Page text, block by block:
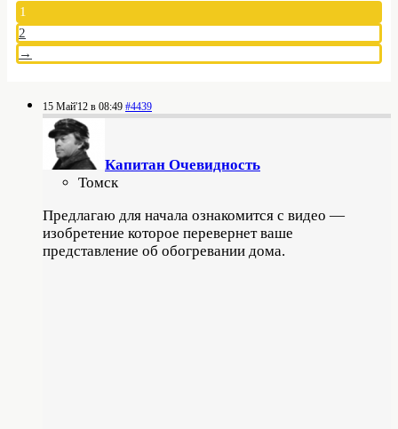
1
2
→
15 Май'12 в 08:49 #4439
Капитан Очевидность
Томск
Предлагаю для начала ознакомится с видео —
изобретение которое перевернет ваше
представление об обогревании дома.